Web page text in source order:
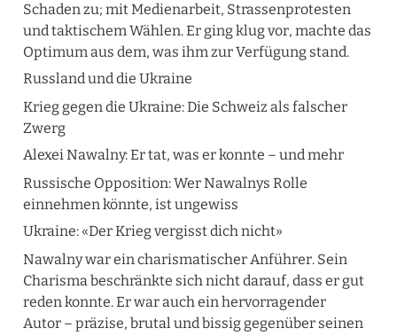
Schaden zu; mit Medienarbeit, Strassenprotesten
und taktischem Wählen. Er ging klug vor, machte das
Optimum aus dem, was ihm zur Verfügung stand.
Russland und die Ukraine
Krieg gegen die Ukraine: Die Schweiz als falscher
Zwerg
Alexei Nawalny: Er tat, was er konnte – und mehr
Russische Opposition: Wer Nawalnys Rolle
einnehmen könnte, ist ungewiss
Ukraine: «Der Krieg vergisst dich nicht»
Nawalny war ein charismatischer Anführer. Sein
Charisma beschränkte sich nicht darauf, dass er gut
reden konnte. Er war auch ein hervorragender
Autor – präzise, brutal und bissig gegenüber seinen